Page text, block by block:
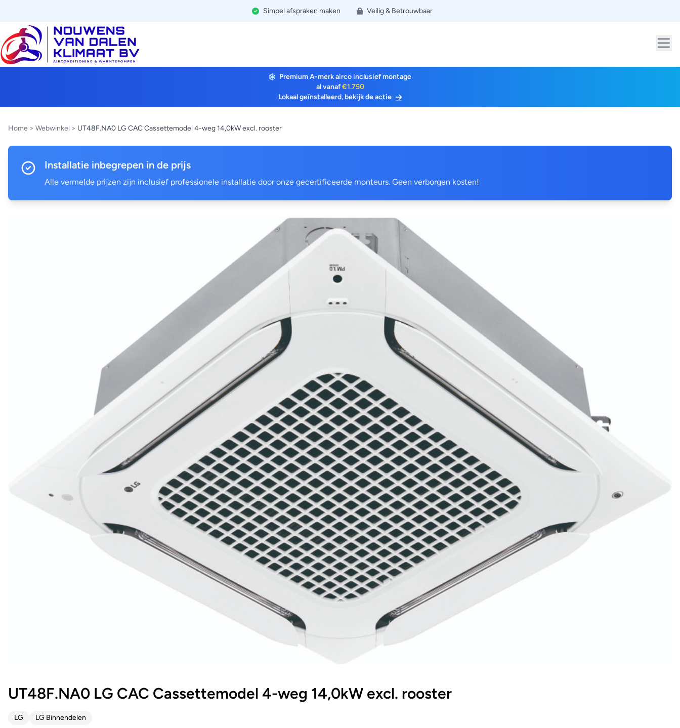
Simpel afspraken maken Veilig & Betrouwbaar
Premium A-merk airco inclusief montage
al vanaf€1.750
Lokaal geïnstalleerd, bekijk de actie
Home > Webwinkel > UT48F.NA0 LG CAC Cassettemodel 4-weg 14,0kW excl. rooster
Installatie inbegrepen in de prijs
Alle vermelde prijzen zijn inclusief professionele installatie door onze gecertificeerde monteurs. Geen verborgen kosten!
UT48F.NA0 LG CAC Cassettemodel 4-weg 14,0kW excl. rooster
LG LG Binnendelen